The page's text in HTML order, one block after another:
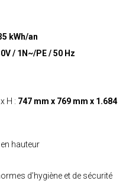
kWh/an
/ 1N~/PE / 50 Hz
H : 747 mm x 769 mm x 1.684
hauteur
d’hygiène et de sécurité